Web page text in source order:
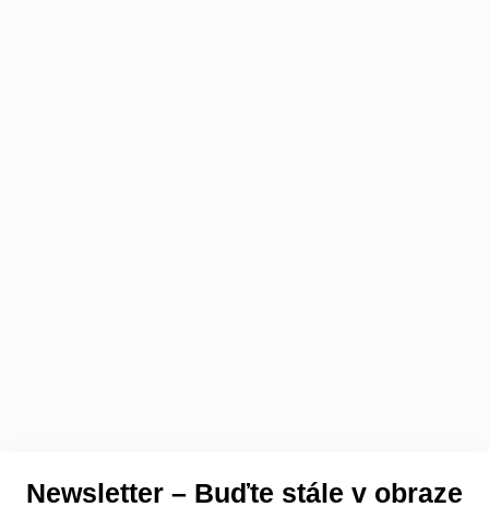
Newsletter – Buďte stále v obraze